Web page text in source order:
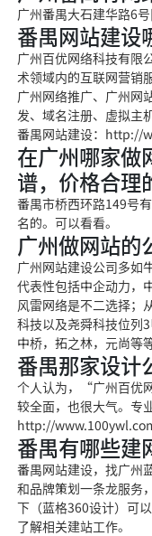
广州番禺大石建华路6
番禺网站建设
广州百优网络科技有限
术领域内的互联网营销
广州网络推广、广州网
发、域名注册、虚拟主
番禺网站建设：http://
在广州哪家做
谱，价格合理
番禺市桥西环路149号
名的。可以看看。
广州做网站的
广州网站建设公司多如
代表性包括中企动力，
风雷网络是不二选择；
科技以及尧舜科技位列
中桥，拓之林，元尚等
番禺那家设计
个人认为，“广州百优
较全面，也很大气。专
http://
番禺有哪些建
番禺网站建设，找广州
和品牌策划一条龙服务
下（蓝格360设计）可
了解相关建站工作。